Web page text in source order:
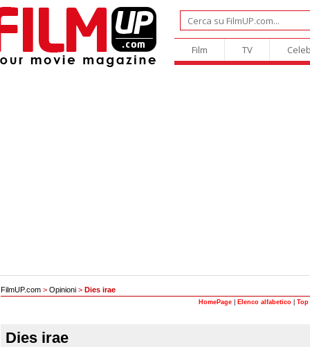
Film TV
FilmUP.com > Opinioni > Dies irae
HomePage Elenco alfabetico Top
Dies irae